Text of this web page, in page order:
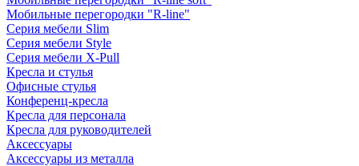
Мобильные перегородки "R-line"
Серия мебели Slim
Серия мебели Style
Серия мебели X-Pull
Кресла и стулья
Офисные стулья
Конференц-кресла
Кресла для персонала
Кресла для руководителей
Аксессуары
Аксессуары из металла